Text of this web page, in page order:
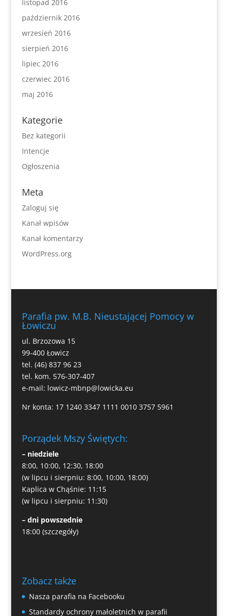
listopad 2016
październik 2016
wrzesień 2016
sierpień 2016
lipiec 2016
czerwiec 2016
maj 2016
Kategorie
Bez kategorii
Intencje
Ogłoszenia
Meta
Zaloguj się
Kanał wpisów
Kanał komentarzy
WordPress.org
Parafia pw. M.B. Nieustającej Pomocy w
Łowiczu
ul. Brzozowa 15
99-400 Łowicz
tel. (46) 837 96 23
tel. kom. 576-307-407
e-mail: lowicz-mbnp@lowicka.eu
Nr konta: 17 1240 3347 1111 0010 3757 5961
Porządek Mszy Świętych:
– niedziele
8:00, 10:00, 12:30, 18:00
(w lipcu i sierpniu: 8:00, 10:00, 18:00)
Kaplica w Chąśnie: 11:15
(w lipcu i sierpniu: 11:30)
– dni powszednie
18:00 (szczegóły)
Zobacz także
Nasza parafia na Facebooku
Standardy ochrony małoletnich w parafii